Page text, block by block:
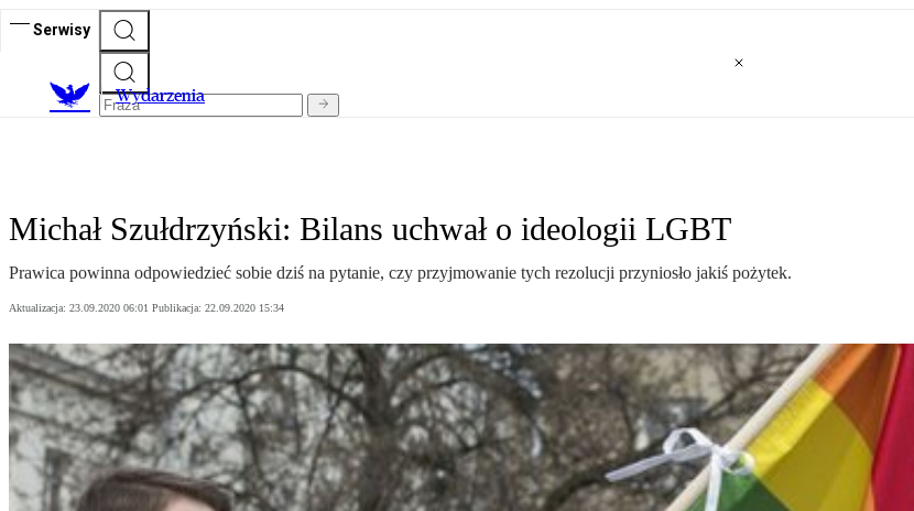
Serwisy
Wydarzenia
Michał Szułdrzyński: Bilans uchwał o ideologii LGBT
Prawica powinna odpowiedzieć sobie dziś na pytanie, czy przyjmowanie tych rezolucji przyniosło jakiś pożytek.
Aktualizacja: 23.09.2020 06:01 Publikacja: 22.09.2020 15:34